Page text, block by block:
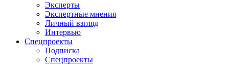
Эксперты
Экспертные мнения
Личный взгляд
Интервью
Спецпроекты
Подписка
Спецпроекты